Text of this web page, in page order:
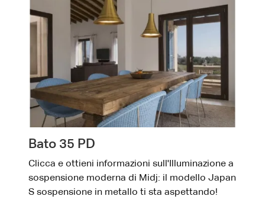
Bato 35 PD
Clicca e ottieni informazioni sull'Illuminazione a
sospensione moderna di Midj: il modello Japan
S sospensione in metallo ti sta aspettando!